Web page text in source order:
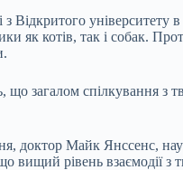
Відкритого
як котів, так і собак.
що загалом спілкування
доктор Майк Янссенс,
вищий рівень взаємодії